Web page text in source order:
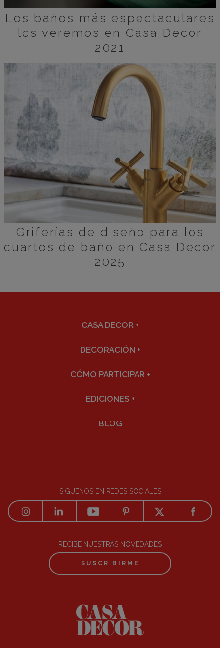
Los baños más espectaculares
los veremos en Casa Decor
2021
Griferías de diseño para los
cuartos de baño en Casa Decor
2025
CASA DECOR +
DECORACIÓN +
CÓMO PARTICIPAR +
EDICIONES +
BLOG
SÍGUENOS EN REDES SOCIALES
RECIBE NUESTRAS NOVEDADES
SUSCRIBIRME